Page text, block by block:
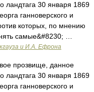
ландтага 30 января 1869
ганноверского и
которых, по мнению
самые&#8230; …
и И.А. Ефрона
прозвище, данное
ландтага 30 января 1869
ганноверского и